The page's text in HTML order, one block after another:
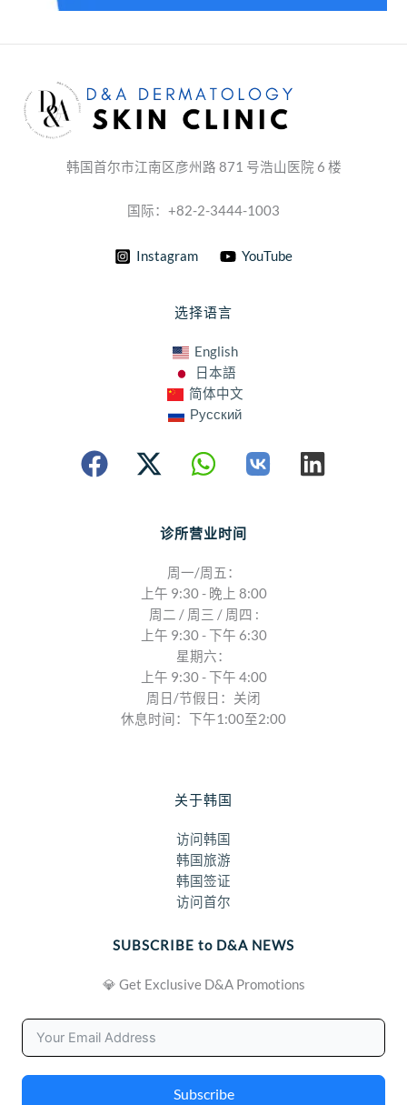
韩国首尔市江南区彦州路 871 号浩山医院 6 楼
国际：+82-2-3444-1003
Instagram YouTube
选择语言
English
日本語
简体中文
Русский
诊所营业时间
周一/周五：
上午 9:30 - 晚上 8:00
周二 / 周三 / 周四 :
上午 9:30 - 下午 6:30
星期六：
上午 9:30 - 下午 4:00
周日/节假日：关闭
休息时间：下午1:00至2:00
关于韩国
访问韩国
韩国旅游
韩国签证
访问首尔
SUBSCRIBE to D&A NEWS
💎 Get Exclusive D&A Promotions
Subscribe